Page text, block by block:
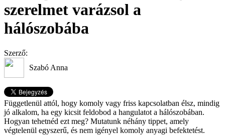
szerelmet varázsol a
hálószobába
Szerző:
Szabó Anna
Függetlenül attól, hogy komoly vagy friss kapcsolatban élsz, mindig
jó alkalom, ha egy kicsit feldobod a hangulatot a hálószobában.
Hogyan tehetnéd ezt meg? Mutatunk néhány tippet, amely
végtelenül egyszerű, és nem igényel komoly anyagi befektetést.